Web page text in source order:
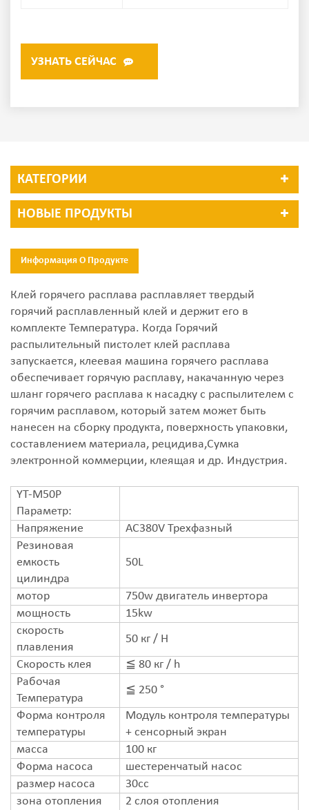
УЗНАТЬ СЕЙЧАС
КАТЕГОРИИ
НОВЫЕ ПРОДУКТЫ
Информация О Продукте
Клей горячего расплава расплавляет твердый
горячий расплавленный клей и держит его в
комплекте Температура. Когда Горячий
распылительный пистолет клей расплава
запускается, клеевая машина горячего расплава
обеспечивает горячую расплаву, накачанную через
шланг горячего расплава к насадку с распылителем с
горячим расплавом, который затем может быть
нанесен на сборку продукта, поверхность упаковки,
составлением материала, рецидива,Сумка
электронной коммерции, клеящая и др. Индустрия.
YT-M50P
Параметр:
Напряжение
AC380V Трехфазный
Резиновая
емкость
цилиндра
50L
мотор
750w двигатель инвертора
мощность
15kw
скорость
плавления
50 кг / H
Скорость клея
≦ 80 кг / h
Рабочая
Температура
≦ 250 °
Форма контроля
температуры
Модуль контроля температуры
+ сенсорный экран
масса
100 кг
Форма насоса
шестеренчатый насос
размер насоса
30cc
зона отопления
2 слоя отопления